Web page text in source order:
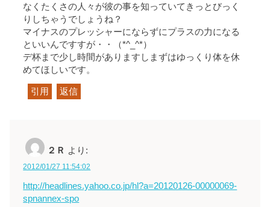
なくたくさの人々が彼の事を知っていてきっとびっく
りしちゃうでしょうね？
マイナスのプレッシャーにならずにプラスの力になる
といいんですすが・・（*^_^*）
デ杯まで少し時間がありますしまずはゆっくり体を休
めてほしいです。
引用 返信
２Ｒ より:
2012/01/27 11:54:02
http://headlines.yahoo.co.jp/hl?a=20120126-00000069-
spnannex-spo